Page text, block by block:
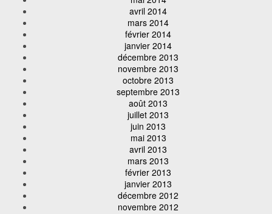
avril 2014
mars 2014
février 2014
janvier 2014
décembre 2013
novembre 2013
octobre 2013
septembre 2013
août 2013
juillet 2013
juin 2013
mai 2013
avril 2013
mars 2013
février 2013
janvier 2013
décembre 2012
novembre 2012